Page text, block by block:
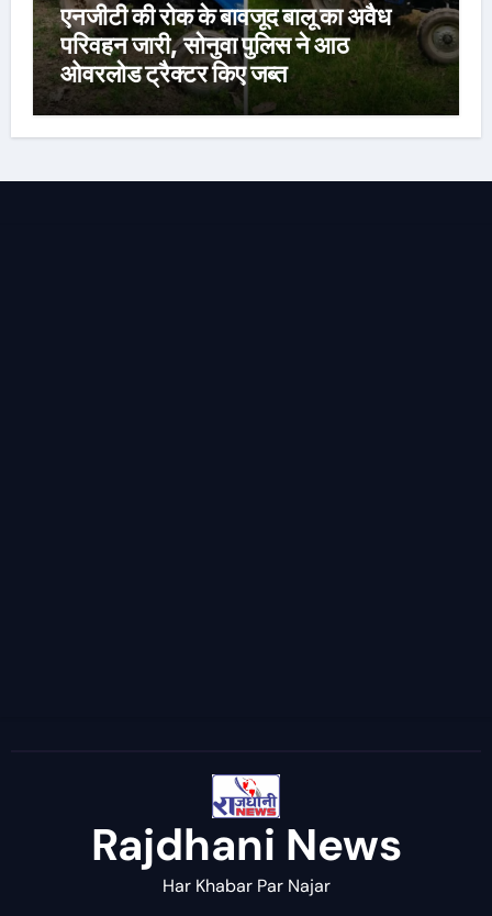
एनजीटी की रोक के बावजूद बालू का अवैध
परिवहन जारी, सोनुवा पुलिस ने आठ
ओवरलोड ट्रैक्टर किए जब्त
Rajdhani News
Har Khabar Par Najar